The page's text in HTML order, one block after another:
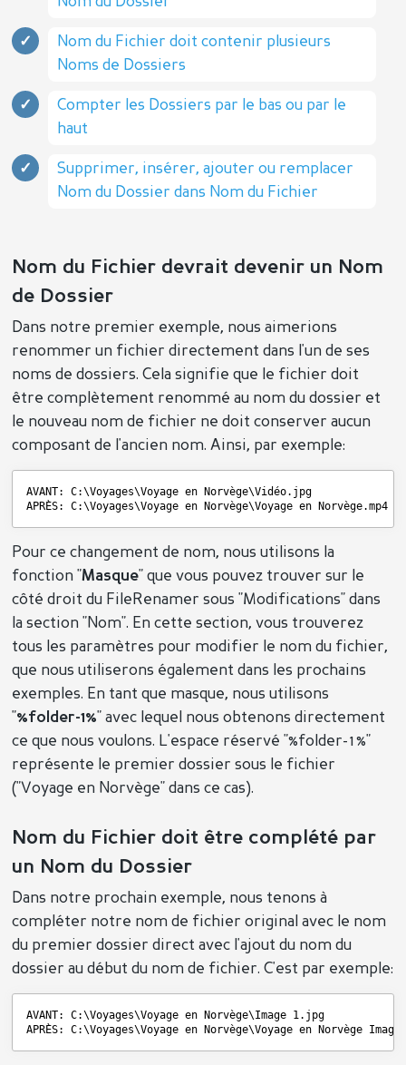
Nom du Fichier doit contenir plusieurs
Noms de Dossiers
Compter les Dossiers par le bas ou par le
haut
Supprimer, insérer, ajouter ou remplacer
Nom du Dossier dans Nom du Fichier
Nom du Fichier devrait devenir un Nom
de Dossier
Dans notre premier exemple, nous aimerions
renommer un fichier directement dans l'un de ses
noms de dossiers. Cela signifie que le fichier doit
être complètement renommé au nom du dossier et
le nouveau nom de fichier ne doit conserver aucun
composant de l'ancien nom. Ainsi, par exemple:
AVANT: C:\Voyages\Voyage en Norvège\Vidéo.jpg
APRÈS: C:\Voyages\Voyage en Norvège\Voyage en Norvège.mp4
Pour ce changement de nom, nous utilisons la
fonction "Masque" que vous pouvez trouver sur le
côté droit du FileRenamer sous "Modifications" dans
la section "Nom". En cette section, vous trouverez
tous les paramètres pour modifier le nom du fichier,
que nous utiliserons également dans les prochains
exemples. En tant que masque, nous utilisons
"%folder-1%" avec lequel nous obtenons directement
ce que nous voulons. L'espace réservé "%folder-1%"
représente le premier dossier sous le fichier
("Voyage en Norvège" dans ce cas).
Nom du Fichier doit être complété par
un Nom du Dossier
Dans notre prochain exemple, nous tenons à
compléter notre nom de fichier original avec le nom
du premier dossier direct avec l'ajout du nom du
dossier au début du nom de fichier. C'est par exemple:
AVANT: C:\Voyages\Voyage en Norvège\Image 1.jpg
APRÈS: C:\Voyages\Voyage en Norvège\Voyage en Norvège